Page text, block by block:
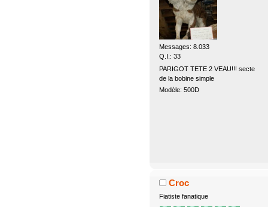
Messages: 8.033
Q.I.: 33
PARIGOT TETE 2 VEAU!!! secte
de la bobine simple
Modèle: 500D
Croc
Fiatiste fanatique